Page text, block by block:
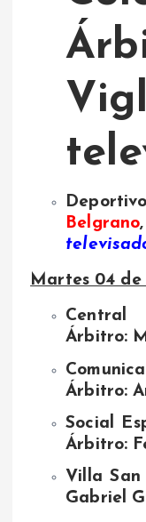
Belgrano
Martes 04 de
Central
Árbitro:
Árbitro:
Social
Árbitro:
Villa
Gabriel